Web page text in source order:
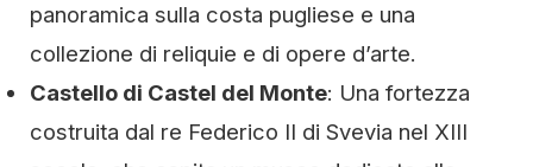
panoramica sulla costa pugliese e una
collezione di reliquie e di opere d’arte.
Castello di Castel del Monte: Una fortezza
costruita dal re Federico II di Svevia nel XIII